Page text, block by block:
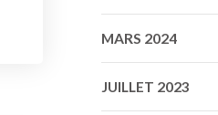
MARS 2024
JUILLET 2023